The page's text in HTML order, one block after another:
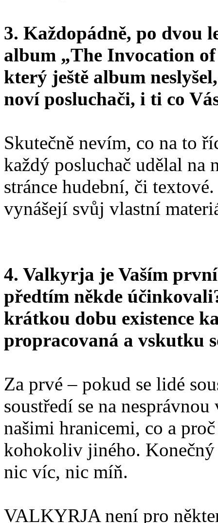
3. Každopádně, po dvou
album „The Invocation of
který ještě album
noví posluchači, i ti co
Skutečně nevím, co na to
každý posluchač udělal na
stránce hudební, či
vynášejí svůj vlastní
4. Valkyrja je Vaším
předtím někde
krátkou dobu existence
propracovaná a vskutku
Za prvé – pokud se lidé
soustředí se na
našimi hranicemi, co a
kohokoliv jiného.
nic víc, nic míň.
VALKYRJA není pro